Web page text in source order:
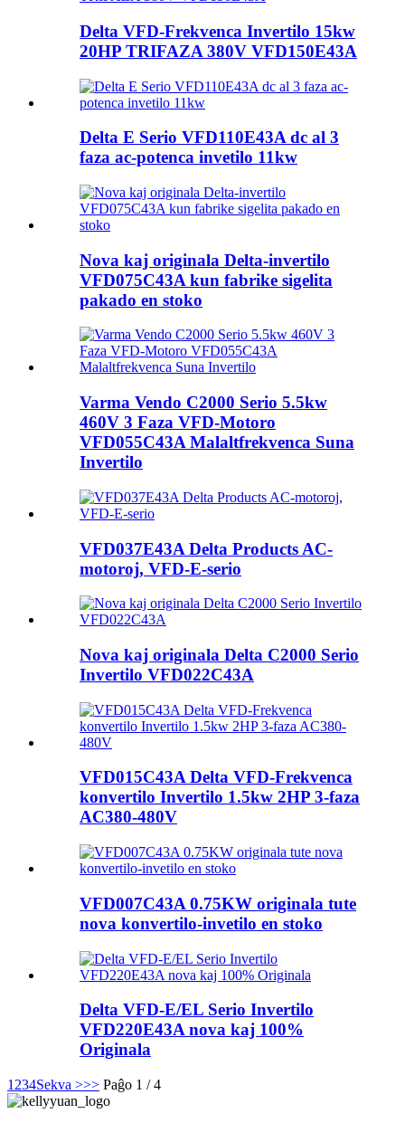
Delta VFD-Frekvenca Invertilo 15kw
20HP TRIFAZA 380V VFD150E43A
Delta E Serio VFD110E43A dc al 3
faza ac-potenca invetilo 11kw
Nova kaj originala Delta-invertilo
VFD075C43A kun fabrike sigelita
pakado en stoko
Varma Vendo C2000 Serio 5.5kw
460V 3 Faza VFD-Motoro
VFD055C43A Malaltfrekvenca Suna
Invertilo
VFD037E43A Delta Products AC-
motoroj, VFD-E-serio
Nova kaj originala Delta C2000 Serio
Invertilo VFD022C43A
VFD015C43A Delta VFD-Frekvenca
konvertilo Invertilo 1.5kw 2HP 3-faza
AC380-480V
VFD007C43A 0.75KW originala tute
nova konvertilo-invetilo en stoko
Delta VFD-E/EL Serio Invertilo
VFD220E43A nova kaj 100%
Originala
1 234Sekva >>> Paĝo 1 / 4